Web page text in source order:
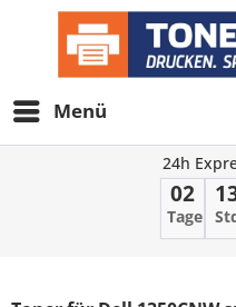
Menü
24h
02
Tage